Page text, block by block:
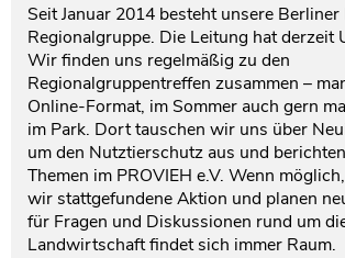
Seit Januar 2014 besteht unsere Berliner
Regionalgruppe. Die Leitung hat derzeit
Wir finden uns regelmäßig zu den
Regionalgruppentreffen zusammen –
Online-Format, im Sommer auch gern
im Park. Dort tauschen wir uns über
um den Nutztierschutz aus und
Themen im PROVIEH e.V. Wenn
wir stattgefundene Aktion und planen
für Fragen und Diskussionen rund um
Landwirtschaft findet sich immer Raum.